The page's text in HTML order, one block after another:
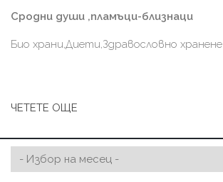
Сродни души ,пламъци-близнаци
Био храни,Диети,Здравословно хранене
ЧЕТЕТЕ ОЩЕ